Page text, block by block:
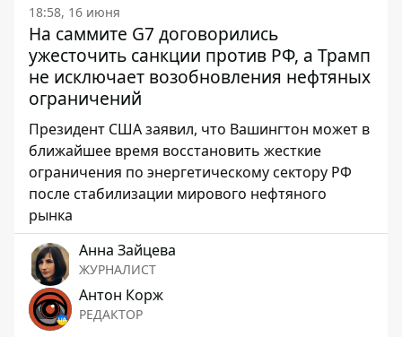
18:58, 16 июня
На саммите G7 договорились
ужесточить санкции против РФ, а Трамп
не исключает возобновления нефтяных
ограничений
Президент США заявил, что Вашингтон может в
ближайшее время восстановить жесткие
ограничения по энергетическому сектору РФ
после стабилизации мирового нефтяного
рынка
Анна Зайцева
ЖУРНАЛИСТ
Антон Корж
РЕДАКТОР